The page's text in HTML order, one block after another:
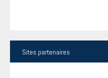
Sites partenaires